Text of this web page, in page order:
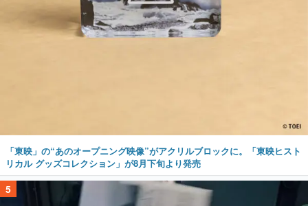
「東映」の“あのオープニング映像”がアクリルブロックに。「東映ヒスト
リカル グッズコレクション」が8月下旬より発売
5